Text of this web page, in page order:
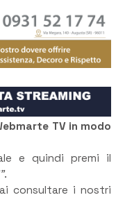
TV in modo
e quindi premi il
.
consultare i nostri